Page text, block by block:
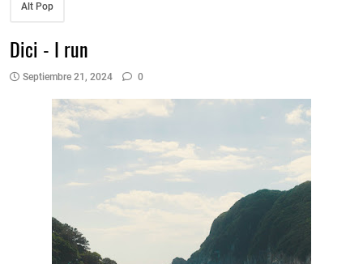
Alt Pop
Dici - I run
Septiembre 21, 2024 0